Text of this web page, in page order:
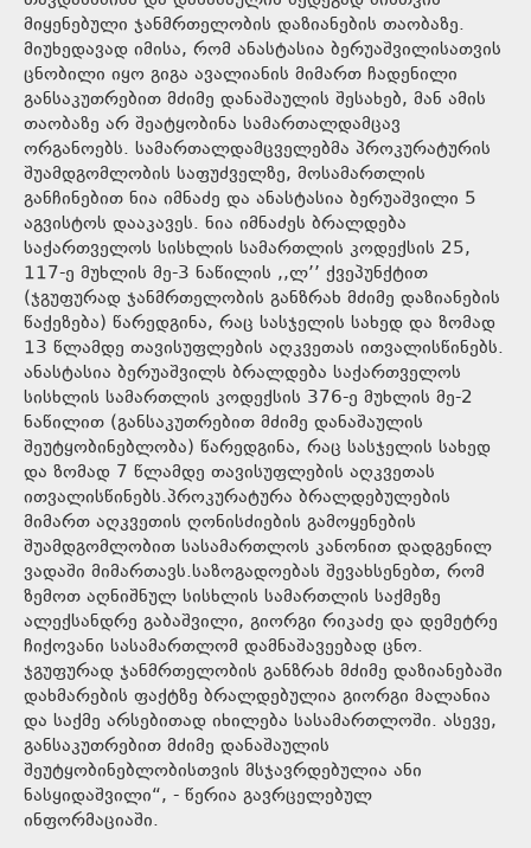
მიყენებული ჯანმრთელობის დაზიანების თაობაზე.
მიუხედავად იმისა, რომ ანასტასია ბერუაშვილისათვის
ცნობილი იყო გიგა ავალიანის მიმართ ჩადენილი
განსაკუთრებით მძიმე დანაშაულის შესახებ, მან ამის
თაობაზე არ შეატყობინა სამართალდამცავ
ორგანოებს. სამართალდამცველებმა პროკურატურის
შუამდგომლობის საფუძველზე, მოსამართლის
განჩინებით ნია იმნაძე და ანასტასია ბერუაშვილი 5
აგვისტოს დააკავეს. ნია იმნაძეს ბრალდება
საქართველოს სისხლის სამართლის კოდექსის 25,
117-ე მუხლის მე-3 ნაწილის ,,ლ’’ ქვეპუნქტით
(ჯგუფურად ჯანმრთელობის განზრახ მძიმე დაზიანების
წაქეზება) წარედგინა, რაც სასჯელის სახედ და ზომად
13 წლამდე თავისუფლების აღკვეთას ითვალისწინებს.
ანასტასია ბერუაშვილს ბრალდება საქართველოს
სისხლის სამართლის კოდექსის 376-ე მუხლის მე-2
ნაწილით (განსაკუთრებით მძიმე დანაშაულის
შეუტყობინებლობა) წარედგინა, რაც სასჯელის სახედ
და ზომად 7 წლამდე თავისუფლების აღკვეთას
ითვალისწინებს.პროკურატურა ბრალდებულების
მიმართ აღკვეთის ღონისძიების გამოყენების
შუამდგომლობით სასამართლოს კანონით დადგენილ
ვადაში მიმართავს.საზოგადოებას შევახსენებთ, რომ
ზემოთ აღნიშნულ სისხლის სამართლის საქმეზე
ალექსანდრე გაბაშვილი, გიორგი რიკაძე და დემეტრე
ჩიქოვანი სასამართლომ დამნაშავეებად ცნო.
ჯგუფურად ჯანმრთელობის განზრახ მძიმე დაზიანებაში
დახმარების ფაქტზე ბრალდებულია გიორგი მალანია
და საქმე არსებითად იხილება სასამართლოში. ასევე,
განსაკუთრებით მძიმე დანაშაულის
შეუტყობინებლობისთვის მსჯავრდებულია ანი
ნასყიდაშვილი“, - წერია გავრცელებულ
ინფორმაციაში.